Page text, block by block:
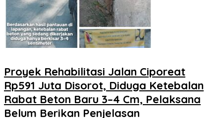
Proyek Rehabilitasi Jalan Ciporeat
Rp591 Juta Disorot, Diduga Ketebalan
Rabat Beton Baru 3–4 Cm, Pelaksana
Belum Berikan Penjelasan